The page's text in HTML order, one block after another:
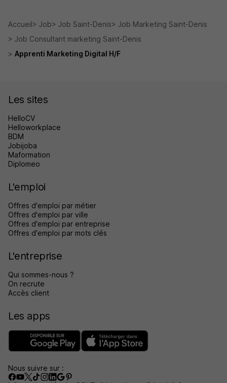
Accueil Job Job Saint-Denis
Job Marketing Saint-Denis
Job Consultant marketing Saint-Denis
Apprenti Marketing Digital H/F
Les sites
HelloCV
Helloworkplace
BDM
Jobijoba
Maformation
Diplomeo
L'emploi
Offres d'emploi par métier
Offres d'emploi par ville
Offres d'emploi par entreprise
Offres d'emploi par mots clés
L'entreprise
Qui sommes-nous ?
On recrute
Accès client
Les apps
Nous suivre sur :